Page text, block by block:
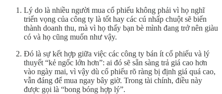
Lý do là nhiều người mua cổ phiếu không phải vì họ nghĩ
triển vọng của công ty là tốt hay các cú nhấp chuột sẽ biến
thành doanh thu, mà vì họ thấy bạn bè mình đang trở nên giàu
có và họ cũng muốn như vậy.
Đó là sự kết hợp giữa việc các công ty bán ít cổ phiếu và lý
thuyết “kẻ ngốc lớn hơn”: ai đó sẽ sẵn sàng trả giá cao hơn
vào ngày mai, vì vậy dù cổ phiếu rõ ràng bị định giá quá cao,
vẫn đáng để mua ngay bây giờ. Trong tài chính, điều này
được gọi là “bong bóng hợp lý”.